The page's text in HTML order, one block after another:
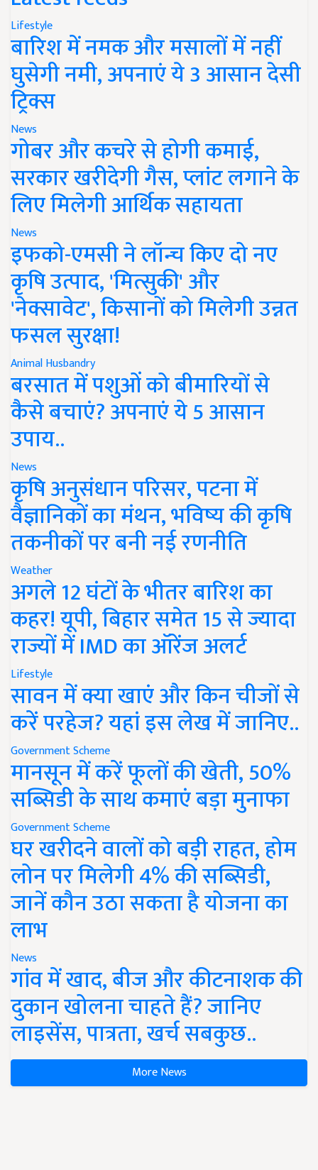
Lifestyle
बारिश में नमक और मसालों में नहीं
घुसेगी नमी, अपनाएं ये 3 आसान देसी
ट्रिक्स
News
गोबर और कचरे से होगी कमाई,
सरकार खरीदेगी गैस, प्लांट लगाने के
लिए मिलेगी आर्थिक सहायता
News
इफको-एमसी ने लॉन्च किए दो नए
कृषि उत्पाद, 'मित्सुकी' और
'नेक्सावेट', किसानों को मिलेगी उन्नत
फसल सुरक्षा!
Animal Husbandry
बरसात में पशुओं को बीमारियों से
कैसे बचाएं? अपनाएं ये 5 आसान
उपाय..
News
कृषि अनुसंधान परिसर, पटना में
वैज्ञानिकों का मंथन, भविष्य की कृषि
तकनीकों पर बनी नई रणनीति
Weather
अगले 12 घंटों के भीतर बारिश का
कहर! यूपी, बिहार समेत 15 से ज्यादा
राज्यों में IMD का ऑरेंज अलर्ट
Lifestyle
सावन में क्या खाएं और किन चीजों से
करें परहेज? यहां इस लेख में जानिए..
Government Scheme
मानसून में करें फूलों की खेती, 50%
सब्सिडी के साथ कमाएं बड़ा मुनाफा
Government Scheme
घर खरीदने वालों को बड़ी राहत, होम
लोन पर मिलेगी 4% की सब्सिडी,
जानें कौन उठा सकता है योजना का
लाभ
News
गांव में खाद, बीज और कीटनाशक की
दुकान खोलना चाहते हैं? जानिए
लाइसेंस, पात्रता, खर्च सबकुछ..
More News